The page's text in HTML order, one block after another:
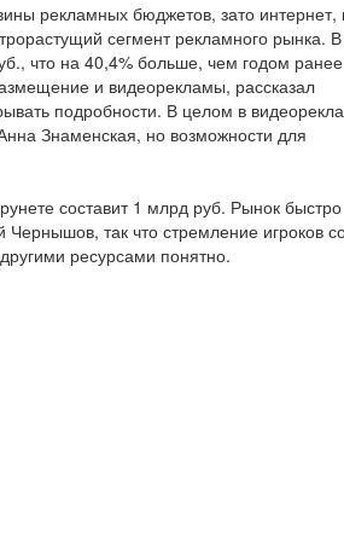
рекламных бюджетов, зато интернет,
сегмент рекламного рынка.
что на 40,4% больше, чем годом
и видеорекламы, рассказал
подробности. В целом в
Знаменская, но возможности для
составит 1 млрд руб. Рынок быстро
так что стремление игроков
ресурсами понятно.